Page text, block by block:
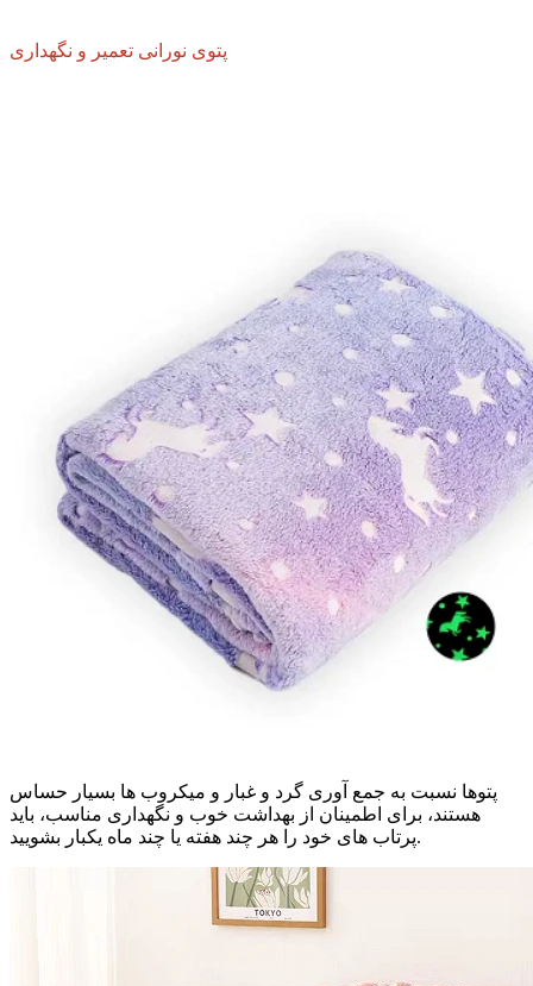
پتوی نورانی تعمیر و نگهداری
پتوها نسبت به جمع آوری گرد و غبار و میکروب ها بسیار حساس
هستند، برای اطمینان از بهداشت خوب و نگهداری مناسب، باید
پرتاب های خود را هر چند هفته یا چند ماه یکبار بشویید.